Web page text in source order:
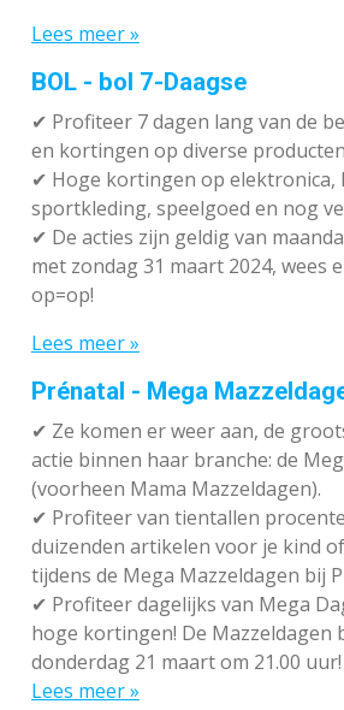
Lees meer »
BOL - bol 7-Daagse
✔ Profiteer 7 dagen lang van de
en kortingen op diverse producten
✔ Hoge kortingen op elektronica,
sportkleding, speelgoed en nog
✔ De acties zijn geldig van
met zondag 31 maart 2024, wees
op=op!
Lees meer »
Prénatal - Mega
✔ Ze komen er weer aan, de
actie binnen haar branche: de
(voorheen Mama Mazzeldagen).
✔ Profiteer van tientallen
duizenden artikelen voor je kind
tijdens de Mega Mazzeldagen bij
✔ Profiteer dagelijks van Mega
hoge kortingen! De Mazzeldagen
donderdag 21 maart om 21.00 uur!
Lees meer »